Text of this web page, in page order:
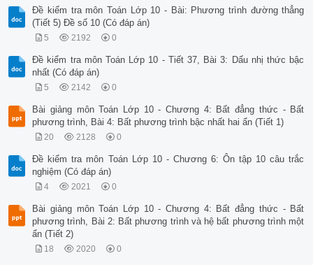
Đề kiểm tra môn Toán Lớp 10 - Bài: Phương trình đường thẳng
(Tiết 5) Đề số 10 (Có đáp án)
5 2192 0
Đề kiểm tra môn Toán Lớp 10 - Tiết 37, Bài 3: Dấu nhị thức bậc
nhất (Có đáp án)
5 2142 0
Bài giảng môn Toán Lớp 10 - Chương 4: Bất đẳng thức - Bất
phương trình, Bài 4: Bất phương trình bậc nhất hai ẩn (Tiết 1)
20 2128 0
Đề kiểm tra môn Toán Lớp 10 - Chương 6: Ôn tập 10 câu trắc
nghiệm (Có đáp án)
4 2021 0
Bài giảng môn Toán Lớp 10 - Chương 4: Bất đẳng thức - Bất
phương trình, Bài 2: Bất phương trình và hệ bất phương trình một
ẩn (Tiết 2)
18 2020 0